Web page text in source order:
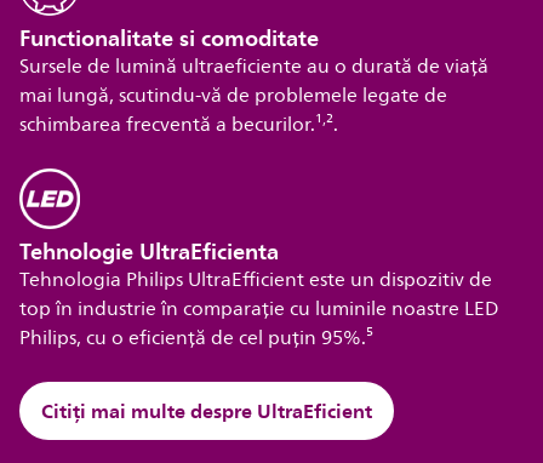
Functionalitate si comoditate
Sursele de lumină ultraeficiente au o durată de viață
mai lungă, scutindu-vă de problemele legate de
schimbarea frecventă a becurilor.¹,².
Tehnologie UltraEficienta
Tehnologia Philips UltraEfficient este un dispozitiv de
top în industrie în comparație cu luminile noastre LED
Philips, cu o eficiență de cel puțin 95%.⁵
Citiți mai multe despre UltraEficient